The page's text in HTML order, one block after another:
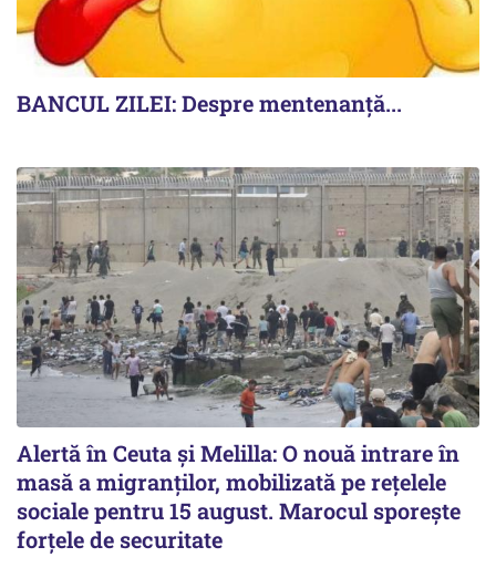
BANCUL ZILEI: Despre mentenanță...
Alertă în Ceuta și Melilla: O nouă intrare în
masă a migranților, mobilizată pe rețelele
sociale pentru 15 august. Marocul sporește
forțele de securitate